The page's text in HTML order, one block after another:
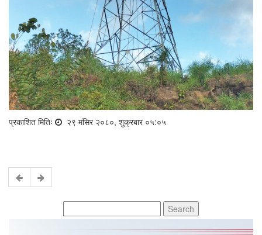
प्रकाशित मितिः २९ मंसिर २०८०, शुक्रबार ०५:०५
for: